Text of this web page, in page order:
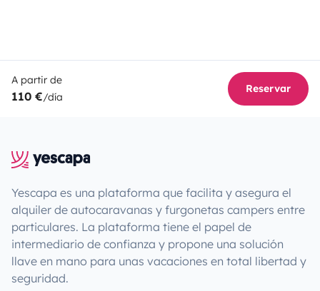
A partir de
110 €/día
Reservar
Yescapa es una plataforma que facilita y asegura el
alquiler de autocaravanas y furgonetas campers entre
particulares. La plataforma tiene el papel de
intermediario de confianza y propone una solución
llave en mano para unas vacaciones en total libertad y
seguridad.